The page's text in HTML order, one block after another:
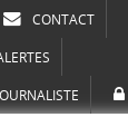
CONTACT